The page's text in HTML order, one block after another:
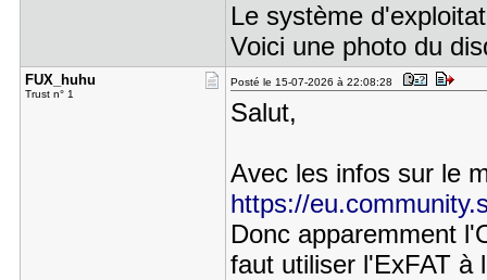
Le système
Voici une photo du
FUX_huhu
Trust n° 1
Posté le 15-07-2026 à 22:08:28
Salut,
Avec les infos sur le
https://
Donc apparemment
faut utiliser l'ExFAT à